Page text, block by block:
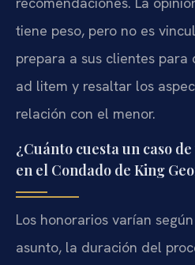
tiene peso, pero no es
prepara a sus clientes
ad litem y resaltar los
relación con el menor.
¿Cuánto cuesta un caso
en el Condado de King
Los honorarios varían
asunto, la duración del